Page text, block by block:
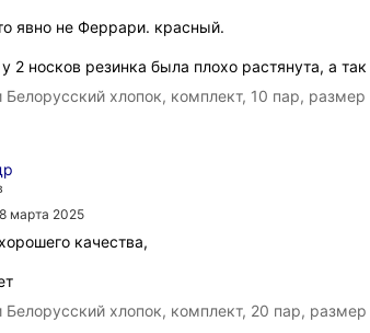
явно не Феррари. красный.
у 2 носков резинка была плохо растянута, а
хлопок, комплект, 10 пар, размер
марта 2025
качества,
хлопок, комплект, 20 пар,